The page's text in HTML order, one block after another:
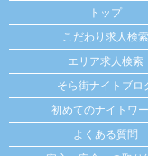
トップ
こだわり求人検索
エリア求人検索
そら街ナイトブロ
初めてのナイトワ
よくある質問